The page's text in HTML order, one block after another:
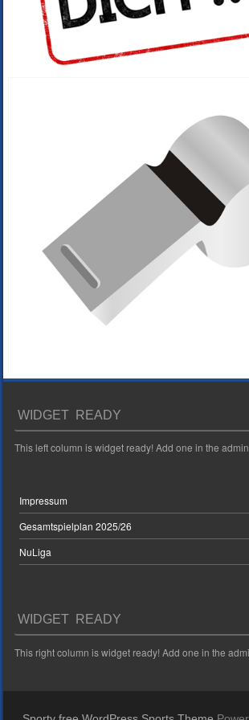
WIDGET READY
This left column is widget ready! Add one in the
Impressum
Gesamtspielplan 2025/26
NuLiga
WIDGET READY
This right column is widget ready! Add one in the